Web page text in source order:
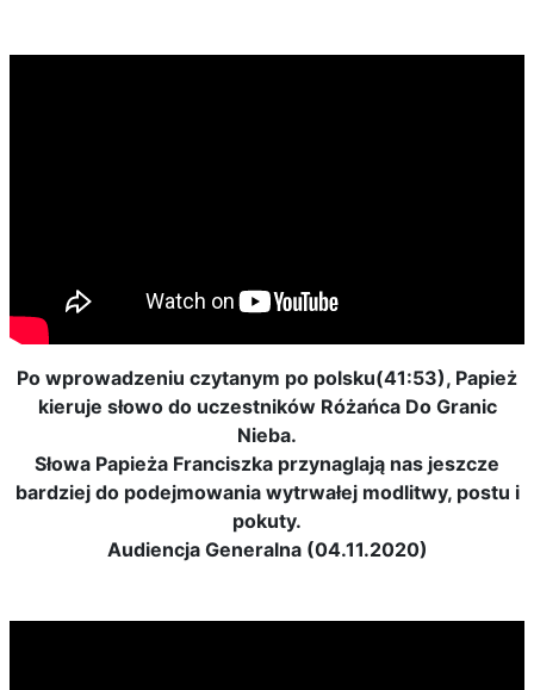
Po wprowadzeniu czytanym po polsku(41:53), Papież
kieruje słowo do uczestników Różańca Do Granic
Nieba.
Słowa Papieża Franciszka przynaglają nas jeszcze
bardziej do podejmowania wytrwałej modlitwy, postu i
pokuty.
Audiencja Generalna (04.11.2020)